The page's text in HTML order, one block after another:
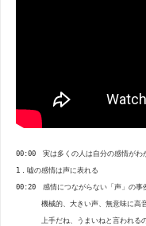
・2023.10.31
演奏
・2023.9.30
・2023.7.15
・2023.7.01テクニ
・2023.4.28
基礎7
00:00 実は多くの人は自分の感情がわ
1．嘘の感情は声に表れる
00:20 感情につながらない「声」の事
機械的、大きい声、無意味に高音
上手だね、うまいねと言われるの